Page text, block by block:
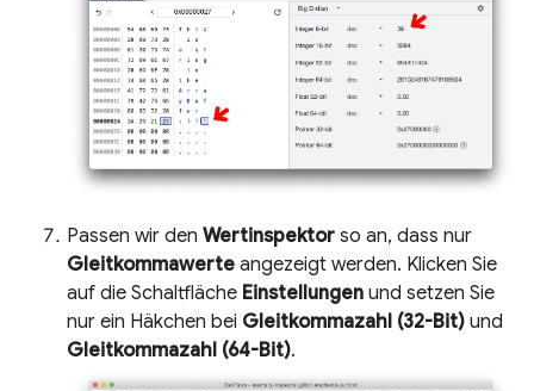
Passen wir den Wertinspektor so an, dass nur
Gleitkommawerte angezeigt werden. Klicken Sie
auf die Schaltfläche Einstellungen und setzen Sie
nur ein Häkchen bei Gleitkommazahl (32-Bit) und
Gleitkommazahl (64-Bit).